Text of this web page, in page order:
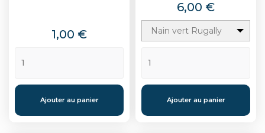
Prix
1,00 €
Ajouter au panier
Prix
6,00 €
Nain vert Rugally
Ajouter au panier